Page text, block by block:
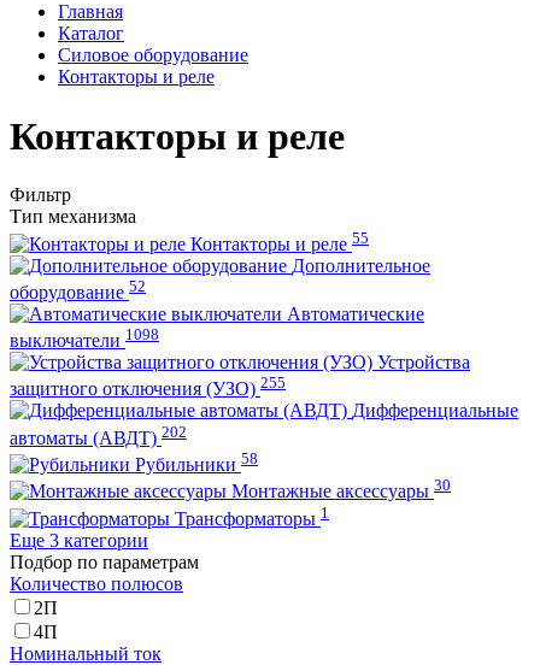
Главная
Каталог
Силовое оборудование
Контакторы и реле
Контакторы и реле
Фильтр
Тип механизма
Контакторы и реле 55
Дополнительное
оборудование 52
Автоматические
выключатели 1098
Устройства
защитного отключения (УЗО) 255
Дифференциальные
автоматы (АВДТ) 202
Рубильники 58
Монтажные аксессуары 30
Трансформаторы 1
Еще 3 категории
Подбор по параметрам
Количество полюсов
2П
4П
Номинальный ток